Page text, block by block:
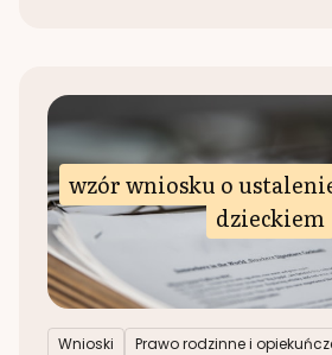
wzór wniosku o
dzieckiem
Wnioski Prawo rodzinne i